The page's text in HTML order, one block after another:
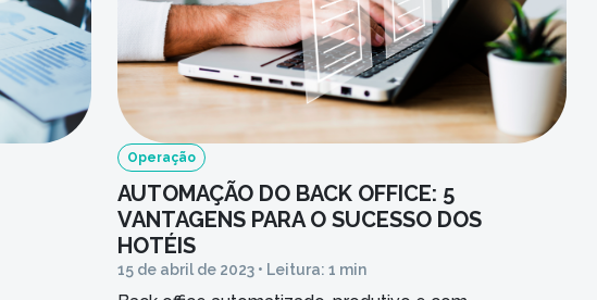
Você é
Nome
Operação
AUTOMAÇÃO DO BACK OFFICE: 5
VANTAGENS PARA O SUCESSO DOS
HOTÉIS
15 de abril de 2023 • Leitura: 1 min